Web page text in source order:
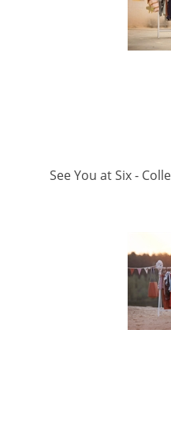
See You at Six -